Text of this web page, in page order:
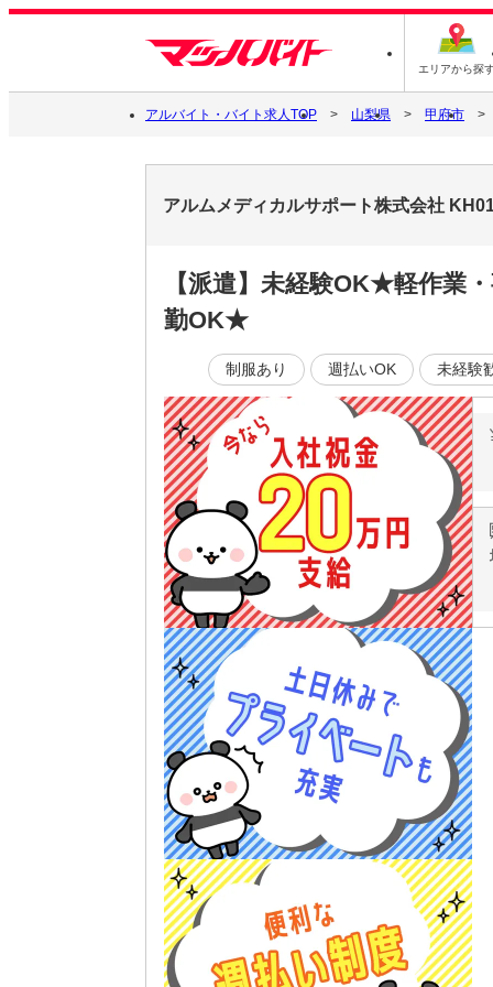
エリアから探
アルバイト・バイト求人TOP 山梨県 甲府市
アルムメディカルサポート株式会社
【派遣】未経験OK★軽作
勤OK★
制服あり 週払いOK 未経験